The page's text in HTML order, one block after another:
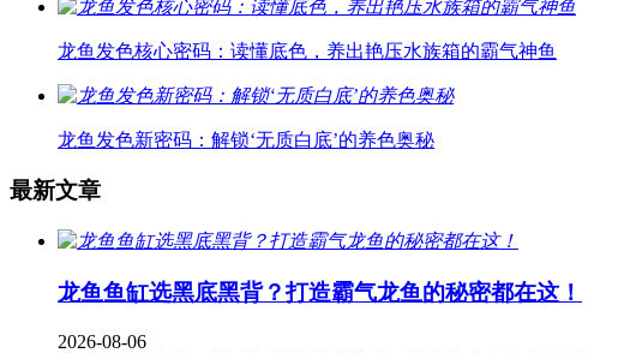
龙鱼发色核心密码：读懂底色，养出艳压水族箱的霸气神鱼
龙鱼发色新密码：解锁‘无质白底’的养色奥秘
最新文章
龙鱼鱼缸选黑底黑背？打造霸气龙鱼的秘密都在这！
2026-08-06